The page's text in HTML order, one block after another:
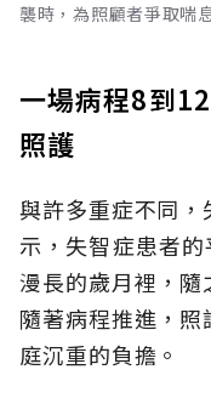
襲時，為照顧者爭取喘
一場病程8到
照護
與許多重症不同
示，失智症患者
漫長的歲月裡，隨
隨著病程推進，
庭沉重的負擔。